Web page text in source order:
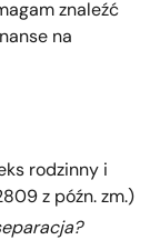
znaleźć
na
rodzinny i
z późn. zm.)